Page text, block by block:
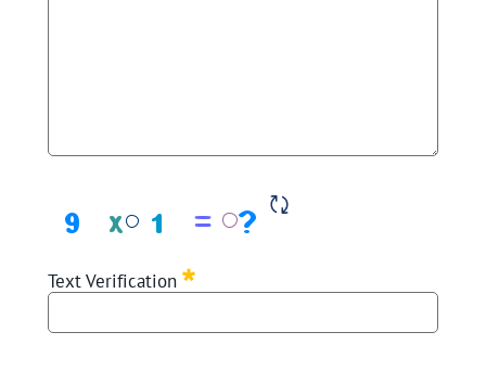
Text Verification